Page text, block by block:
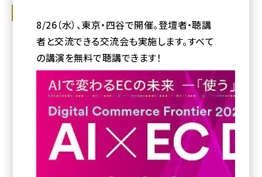
yahoo (1908)
楽天 (1877)
アスクル (1124)
base (1084)
ビィ・フォアード (784)
revico (745)
futureshop
消費税の「総額表示義務」は2021年4月
から。適用時期や事業者がやるべきこと
まとめ
2021年4月1日から義務化される消費税における「総額表示義務」。実
店舗だけでなくECサイトも対象です。適用開始までに事業者がやるべき
ことなどをまとめました
E-Commerce Magazine
2021年2月17日 9:00
8/26（水）、東京・四谷で開催。登壇者・聴講
者と交流できる交流会も実施します。すべて
の講演を無料で聴講できます！